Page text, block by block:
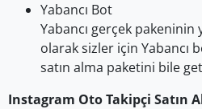
Yabancı Bot
Yabancı gerçek pakeninin
olarak sizler için Yabancı
satın alma paketini bile
Instagram Oto Takipçi Satın